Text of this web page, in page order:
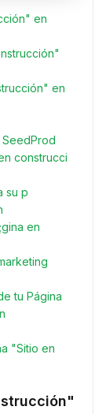
en
en
SeedProd
construcci
su p
en
tu Página
"Sitio en